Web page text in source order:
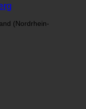
(Nordrhein-